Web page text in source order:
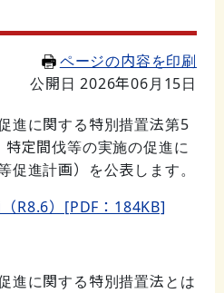
ページの内容を印刷
公開日 2026年06月15日
進に関する特別措置法第5
定間伐等の実施の促進に
促進計画）を公表します。
R8.6）[PDF：184KB]
進に関する特別措置法とは